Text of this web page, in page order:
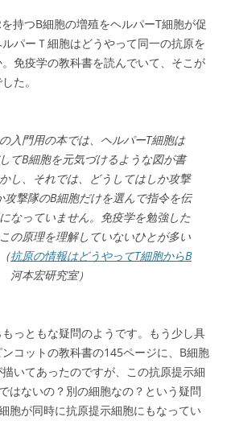
持つB細胞の増殖をヘルパーT細胞が促
パーＴ細胞はどうやって同一の抗原を
免疫学の教科書を読んでいて、そこが
た。
入門用の本では、ヘルパーT細胞は
てB細胞を元気づけるような図が書
し、それでは、どうしてはしか攻撃
攻撃隊のB細胞だけを選んで指令を伝
なっていません。免疫学を勉強した
の原理を理解していないひとが多い
抗原の情報はどうやってT細胞からB
河本宏研究室）
っともな疑問のようです。もう少し具
コットの教科書の145ページに、B細胞
いてあったのですが、この抗原提示細
はないの？別の細胞なの？という疑問
胞が同時に抗原提示細胞にもなってい